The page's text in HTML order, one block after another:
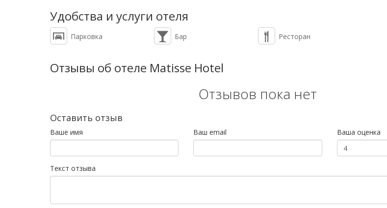
Удобства и услуги отеля
Парковка Бар Ресторан
Отзывы об отеле Matisse Hotel
Отзывов пока нет
Оставить отзыв
Ваше имя Ваш email Ваша оценка
Текст отзыва